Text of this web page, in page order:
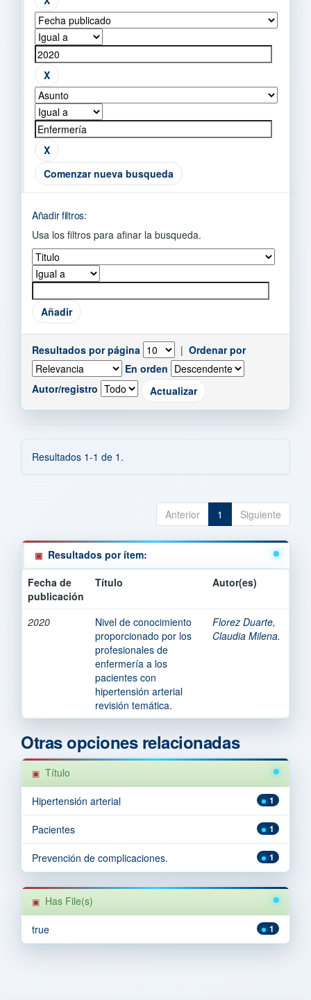
Comenzar nueva busqueda
Añadir filtros:
Usa los filtros para afinar la busqueda.
Resultados por página | Ordenar por
En orden
Autor/registro
Resultados 1-1 de 1.
Anterior 1 Siguiente
Resultados por ítem:
Fecha de
publicación
Título Autor(es)
2020
Nivel de conocimiento
proporcionado por los
profesionales de
enfermería a los
pacientes con
hipertensión arterial
revisión temática.
Florez Duarte,
Claudia Milena.
Otras opciones relacionadas
Título
1
Hipertensión arterial
1
Pacientes
1
Prevención de complicaciones.
Has File(s)
1
true